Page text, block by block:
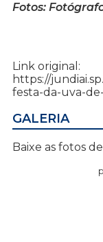
Fotos:
Link original:
https://
festa-da-uva-
GALERIA
Baixe as fotos